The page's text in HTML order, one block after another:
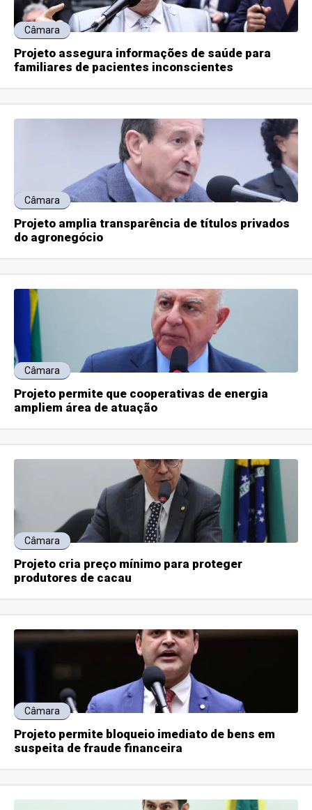
Câmara
Projeto assegura informações de saúde para
familiares de pacientes inconscientes
Câmara
Projeto amplia transparência de títulos privados
do agronegócio
Câmara
Projeto permite que cooperativas de energia
ampliem área de atuação
Câmara
Projeto cria preço mínimo para proteger
produtores de cacau
Câmara
Projeto permite bloqueio imediato de bens em
suspeita de fraude financeira